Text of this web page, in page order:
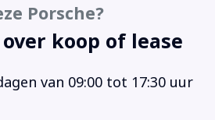
Broadcast)
stoffen cabriokap
inclusief Porsche Dynamic
Porsche?
koop of lease
van 09:00 tot 17:30 uur